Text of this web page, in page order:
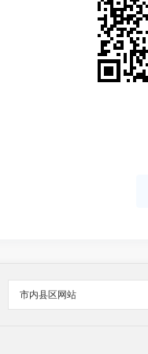
市内县区网站